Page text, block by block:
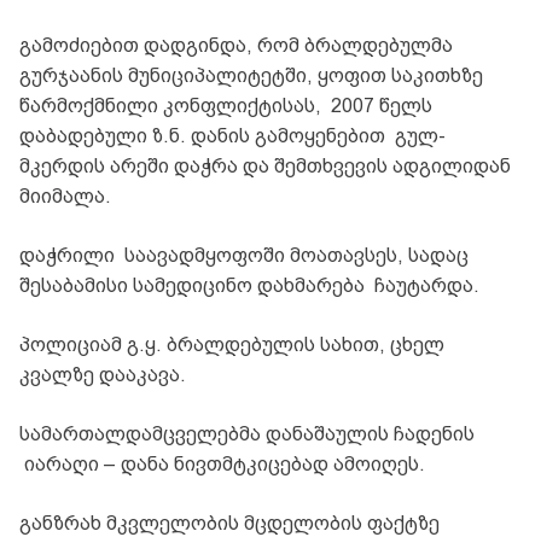
გამოძიებით დადგინდა, რომ ბრალდებულმა
გურჯაანის მუნიციპალიტეტში, ყოფით საკითხზე
წარმოქმნილი კონფლიქტისას, 2007 წელს
დაბადებული ზ.ნ. დანის გამოყენებით გულ-
მკერდის არეში დაჭრა და შემთხვევის ადგილიდან
მიიმალა.
დაჭრილი საავადმყოფოში მოათავსეს, სადაც
შესაბამისი სამედიცინო დახმარება ჩაუტარდა.
პოლიციამ გ.ყ. ბრალდებულის სახით, ცხელ
კვალზე დააკავა.
სამართალდამცველებმა დანაშაულის ჩადენის
იარაღი – დანა ნივთმტკიცებად ამოიღეს.
განზრახ მკვლელობის მცდელობის ფაქტზე